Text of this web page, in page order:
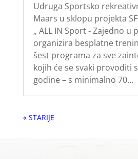
Udruga Sportsko
Maars u sklopu projekta
„ ALL IN Sport - Zajedno u
organizira besplatne
šest programa za sve
kojih će se svaki provoditi
godine – s minimalno 70...
« Older Entries